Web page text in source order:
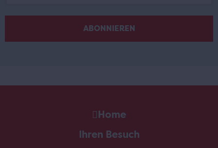
Home
Ihren Besuch